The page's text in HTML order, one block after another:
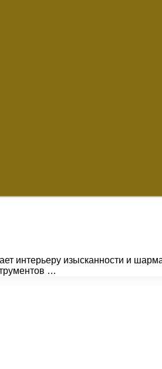
интерьеру изысканности и
…